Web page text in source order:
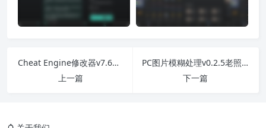
Cheat Engine修改器v7.6汉化版
上一篇
PC图片模糊处理v0.2.5老照片变清晰支持批量修复
下一篇